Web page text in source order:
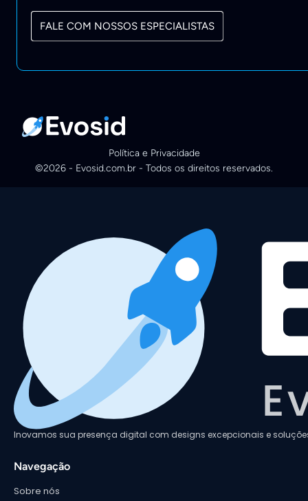
FALE COM NOSSOS ESPECIALISTAS
Política e Privacidade
©2026 - Evosid.com.br - Todos os direitos reservados.
Inovamos sua presença digital com designs excepcionais e
Navegação
Sobre nós